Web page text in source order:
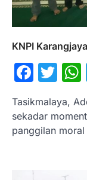
KNPI
Tasikmalaya,
sekadar
panggilan